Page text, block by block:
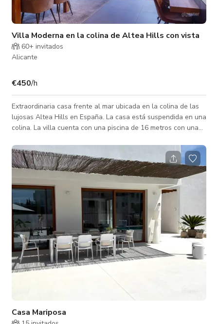
Villa Moderna en la colina de Altea Hills con vista
60+ invitados
Alicante
€450/h
Extraordinaria casa frente al mar ubicada en la colina de las
lujosas Altea Hills en España. La casa está suspendida en una
colina. La villa cuenta con una piscina de 16 metros con una
Casa Mariposa